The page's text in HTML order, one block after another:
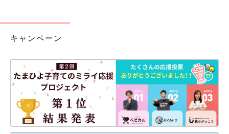
ありますので、ぜひ活用してみてくださいね。
から
たまひよのアプリ「まいにちのたまひよ」は、【たまひよアプ
リ】でストア検索してもDLできます！
●この記事は個人の体験記です。
●記事の内容は2024年3月の情報で、現在と異なる場合がありま
す。
キャンペーン